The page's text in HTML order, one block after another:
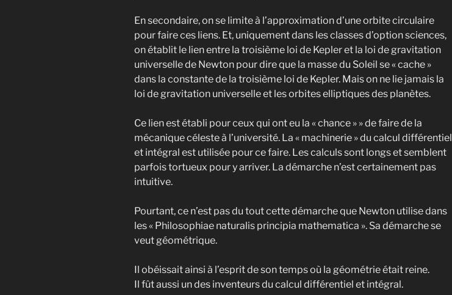
En secondaire, on se limite à l’approximation d’une orbite circulaire
pour faire ces liens. Et, uniquement dans les classes d’option sciences,
on établit le lien entre la troisième loi de Kepler et la loi de gravitation
universelle de Newton pour dire que la masse du Soleil se « cache »
dans la constante de la troisième loi de Kepler. Mais on ne lie jamais la
loi de gravitation universelle et les orbites elliptiques des planètes.
Ce lien est établi pour ceux qui ont eu la « chance » » de faire de la
mécanique céleste à l’université. La « machinerie » du calcul différentiel
et intégral est utilisée pour ce faire. Les calculs sont longs et semblent
parfois tortueux pour y arriver. La démarche n’est certainement pas
intuitive.
Pourtant, ce n’est pas du tout cette démarche que Newton utilise dans
les « Philosophiae naturalis principia mathematica ». Sa démarche se
veut géométrique.
Il obéissait ainsi à l’esprit de son temps où la géométrie était reine.
Il fût aussi un des inventeurs du calcul différentiel et intégral.